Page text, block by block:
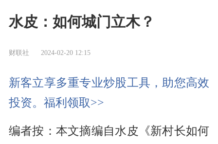
水皮：如何城门立木？
财联社 2024-02-20 12:15
新客立享多重专业炒股工具，助您高效
投资。福利领取>>
编者按：本文摘编自水皮《新村长如何